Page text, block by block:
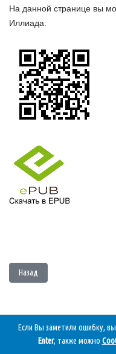
На данной странице вы
Иллиада.
Предыдущий: Пушкин
Назад
Если Вы заметили ошибку,
Enter, также можно